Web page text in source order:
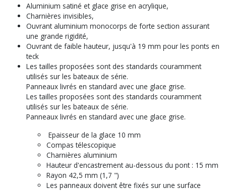
Aluminium satiné et glace grise en acrylique,
Charnières invisibles,
Ouvrant aluminium monocorps de forte section assurant
une grande rigidité,
Ouvrant de faible hauteur, jusqu'à 19 mm pour les ponts en
teck
Les tailles proposées sont des standards couramment
utilisés sur les bateaux de série.
Panneaux livrés en standard avec une glace grise.
Les tailles proposées sont des standards couramment
utilisés sur les bateaux de série.
Panneaux livrés en standard avec une glace grise.
Epaisseur de la glace 10 mm
Compas télescopique
Charnières aluminium
Hauteur d'encastrement au-dessous du pont : 15 mm
Rayon 42,5 mm (1,7 ")
Les panneaux doivent être fixés sur une surface